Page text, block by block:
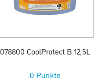
078800 CoolProtect B 12,5L
0 Punkte